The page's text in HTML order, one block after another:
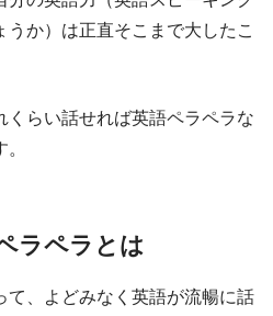
か）は正直そこまで大したこ
くらい話せれば英語ペラペラな
ラペラとは
て、よどみなく英語が流暢に話